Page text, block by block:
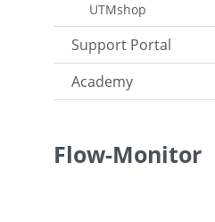
UTMshop
Support Portal
Academy
Flow-Monitor